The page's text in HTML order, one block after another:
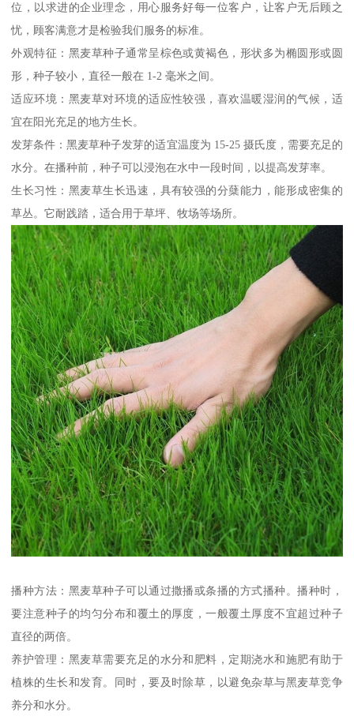
位，以求进的企业理念，用心服务好每一位客户，让客户无后顾之
忧，顾客满意才是检验我们服务的标准。
外观特征：黑麦草种子通常呈棕色或黄褐色，形状多为椭圆形或圆
形，种子较小，直径一般在 1-2 毫米之间。
适应环境：黑麦草对环境的适应性较强，喜欢温暖湿润的气候，适
宜在阳光充足的地方生长。
发芽条件：黑麦草种子发芽的适宜温度为 15-25 摄氏度，需要充足的
水分。在播种前，种子可以浸泡在水中一段时间，以提高发芽率。
生长习性：黑麦草生长迅速，具有较强的分蘖能力，能形成密集的
草丛。它耐践踏，适合用于草坪、牧场等场所。
播种方法：黑麦草种子可以通过撒播或条播的方式播种。播种时，
要注意种子的均匀分布和覆土的厚度，一般覆土厚度不宜超过种子
直径的两倍。
养护管理：黑麦草需要充足的水分和肥料，定期浇水和施肥有助于
植株的生长和发育。同时，要及时除草，以避免杂草与黑麦草竞争
养分和水分。